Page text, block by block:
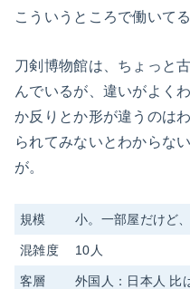
こういうところで働いて
刀剣博物館は、ちょっと
んでいるが、違いがよく
か反りとか形が違うのは
られてみないとわからな
が。
規模 小。一部屋だけど
混雑度 10人
客層 外国人：日本人 比